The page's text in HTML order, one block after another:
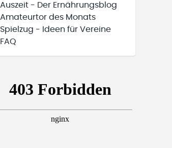
Auszeit - Der Ernährungsblog
Amateurtor des Monats
Spielzug - Ideen für Vereine
FAQ